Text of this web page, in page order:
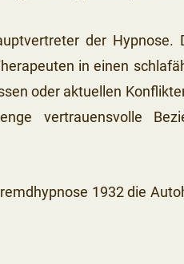
der Hypnose.
in einen
oder aktuellen
vertrauensvolle
1932 die